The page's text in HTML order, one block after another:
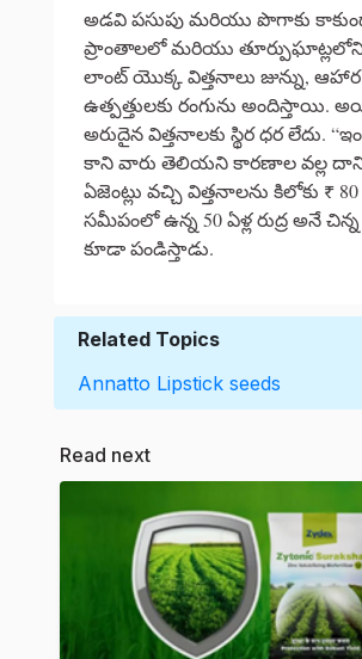
అడవి పసుపు మరియు పొగాకు
ప్రాంతాలలో మరియు
లాంట్ యొక్క విత్తనాలు జున్ను,
ఉత్పత్తులకు రంగును అందిస్తాయి.
అరుదైన విత్తనాలకు స్థిర ధర లేదు.
కాని వారు తెలియని కారణాల వల్ల
ఏజెంట్లు వచ్చి విత్తనాలను కిలోకు ₹
సమీపంలో ఉన్న 50 ఏళ్ల రుద్ర అనే
కూడా పండిస్తాడు.
Related Topics
Annatto Lipstick seeds
Read next